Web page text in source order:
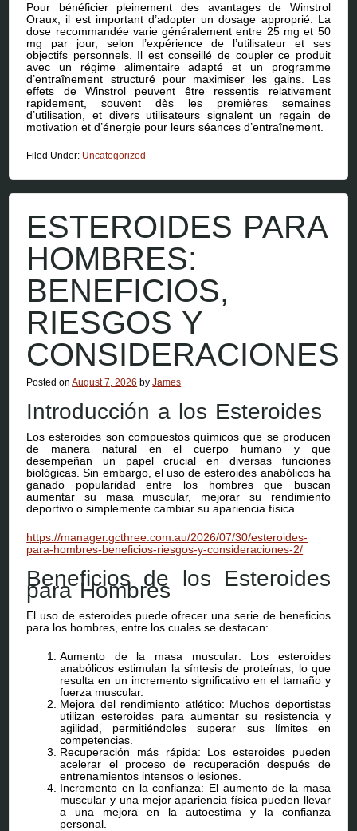
Pour bénéficier pleinement des avantages de Winstrol
Oraux, il est important d’adopter un dosage approprié. La
dose recommandée varie généralement entre 25 mg et 50
mg par jour, selon l’expérience de l’utilisateur et ses
objectifs personnels. Il est conseillé de coupler ce produit
avec un régime alimentaire adapté et un programme
d’entraînement structuré pour maximiser les gains. Les
effets de Winstrol peuvent être ressentis relativement
rapidement, souvent dès les premières semaines
d’utilisation, et divers utilisateurs signalent un regain de
motivation et d’énergie pour leurs séances d’entraînement.
Filed Under: Uncategorized
ESTEROIDES PARA
HOMBRES:
BENEFICIOS,
RIESGOS Y
CONSIDERACIONES
Posted onAugust 7, 2026 byJames
Introducción a los Esteroides
Los esteroides son compuestos químicos que se producen
de manera natural en el cuerpo humano y que
desempeñan un papel crucial en diversas funciones
biológicas. Sin embargo, el uso de esteroides anabólicos ha
ganado popularidad entre los hombres que buscan
aumentar su masa muscular, mejorar su rendimiento
deportivo o simplemente cambiar su apariencia física.
https://manager.gcthree.com.au/2026/07/30/esteroides-
para-hombres-beneficios-riesgos-y-consideraciones-2/
Beneficios de los Esteroides
para Hombres
El uso de esteroides puede ofrecer una serie de beneficios
para los hombres, entre los cuales se destacan:
Aumento de la masa muscular: Los esteroides
anabólicos estimulan la síntesis de proteínas, lo que
resulta en un incremento significativo en el tamaño y
fuerza muscular.
Mejora del rendimiento atlético: Muchos deportistas
utilizan esteroides para aumentar su resistencia y
agilidad, permitiéndoles superar sus límites en
competencias.
Recuperación más rápida: Los esteroides pueden
acelerar el proceso de recuperación después de
entrenamientos intensos o lesiones.
Incremento en la confianza: El aumento de la masa
muscular y una mejor apariencia física pueden llevar
a una mejora en la autoestima y la confianza
personal.